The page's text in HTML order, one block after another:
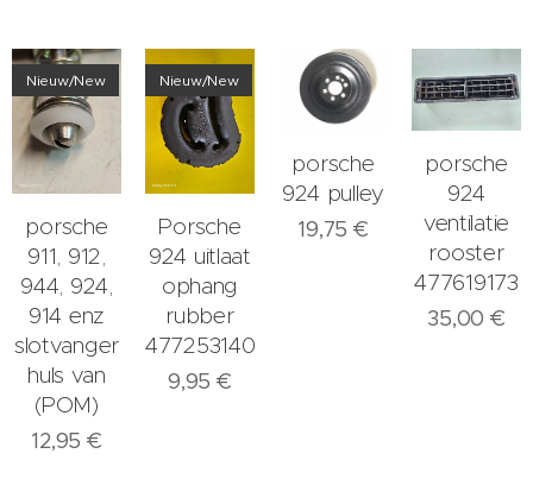
porsche
911, 912,
944, 924,
914 enz
slotvanger
huls van
(POM)
Nieuw/New
12,95 €
Porsche
924 uitlaat
ophang
rubber
477253140A
Nieuw/New
9,95 €
porsche
924 pulley
19,75 €
porsche
924
ventilatie
rooster
477619173
35,00 €